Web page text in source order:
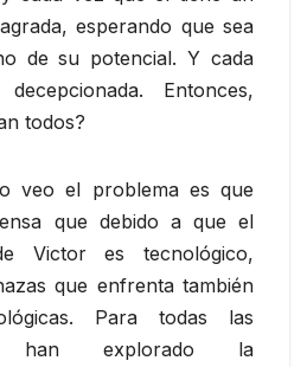
esperando que sea
de su potencial. Y cada
Entonces,
todos?
veo el problema es que
que debido a que el
Victor es tecnológico,
que enfrenta también
Para todas las
han explorado la